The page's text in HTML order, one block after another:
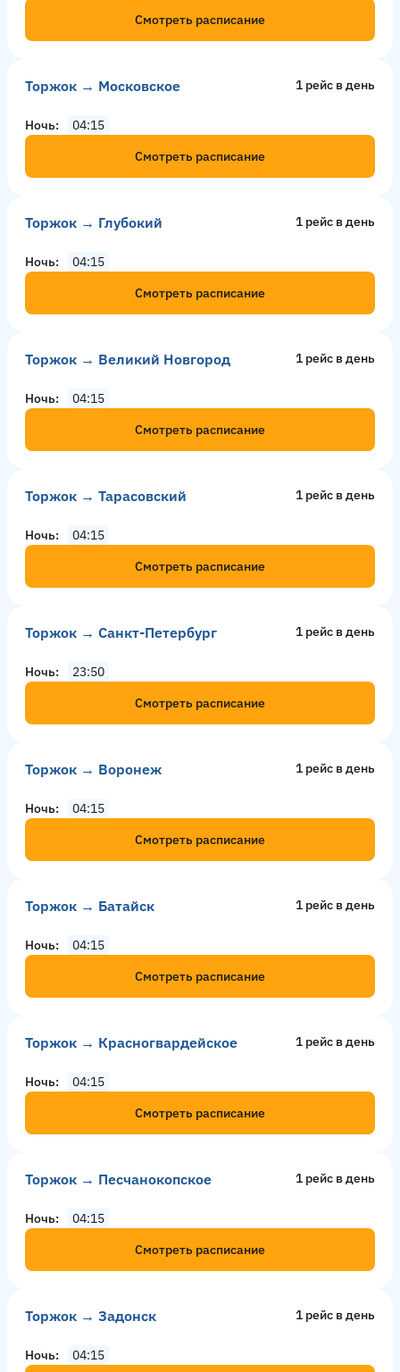
Смотреть расписание
Торжок → Московское 1 рейс в день
Ночь
04:15
Смотреть расписание
Торжок → Глубокий 1 рейс в день
Ночь
04:15
Смотреть расписание
Торжок → Великий Новгород 1 рейс в день
Ночь
04:15
Смотреть расписание
Торжок → Тарасовский 1 рейс в день
Ночь
04:15
Смотреть расписание
Торжок → Санкт-Петербург 1 рейс в день
Ночь
23:50
Смотреть расписание
Торжок → Воронеж 1 рейс в день
Ночь
04:15
Смотреть расписание
Торжок → Батайск 1 рейс в день
Ночь
04:15
Смотреть расписание
Торжок → Красногвардейское 1 рейс в день
Ночь
04:15
Смотреть расписание
Торжок → Песчанокопское 1 рейс в день
Ночь
04:15
Смотреть расписание
Торжок → Задонск 1 рейс в день
Ночь 04:15